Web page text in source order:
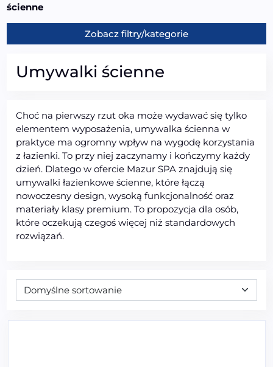
ścienne
Zobacz filtry/kategorie
Umywalki ścienne
Choć na pierwszy rzut oka może wydawać się tylko
elementem wyposażenia, umywalka ścienna w
praktyce ma ogromny wpływ na wygodę korzystania
z łazienki. To przy niej zaczynamy i kończymy każdy
dzień. Dlatego w ofercie Mazur SPA znajdują się
umywalki łazienkowe ścienne, które łączą
nowoczesny design, wysoką funkcjonalność oraz
materiały klasy premium. To propozycja dla osób,
które oczekują czegoś więcej niż standardowych
rozwiązań.